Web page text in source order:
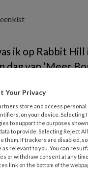
ik op Rabbit
dag van ‘Meer
tandarts die
doet bij de
de organisator
dag ging over
terugkrijgen
Your Privacy
store and access personal
on your device. Selecting
to support the purposes
to provide. Selecting Reject
them. If trackers are disabled,
as relevant to you. You can
or withdraw consent at any
link on the bottom of the